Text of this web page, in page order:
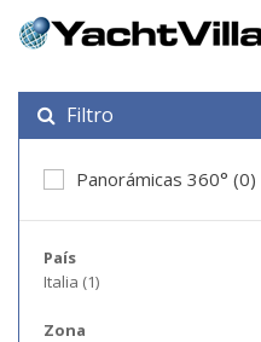
Filtro
Panorámicas 360° (0)
País
Italia (1)
Zona